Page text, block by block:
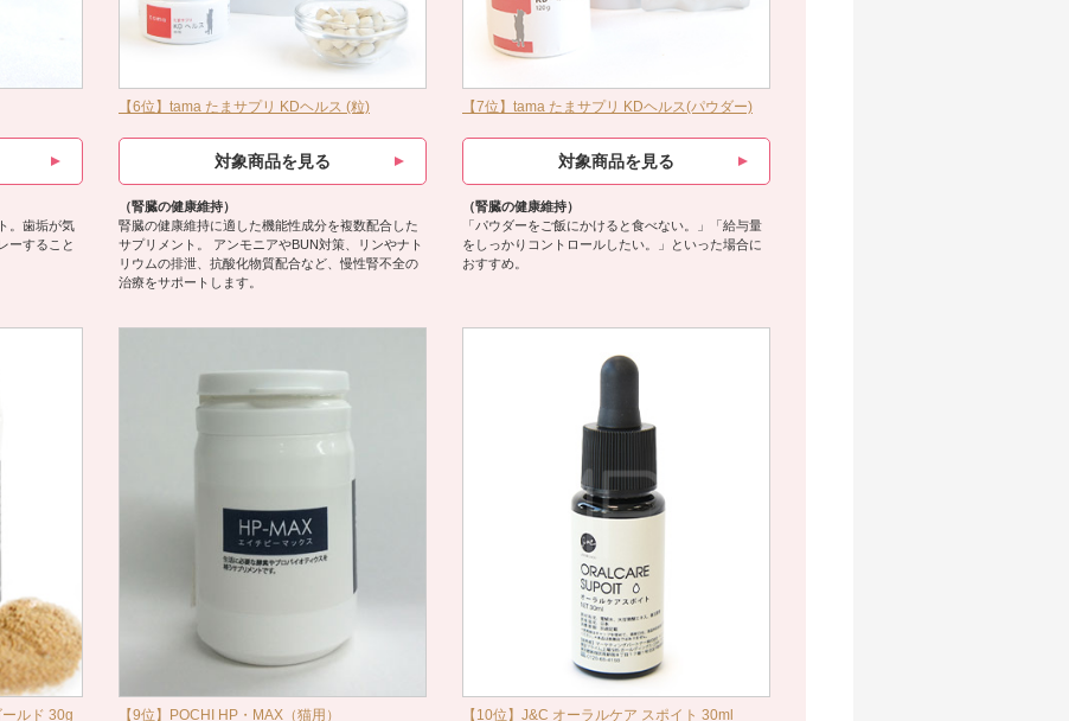
。歯垢が気
ーすること
【6位】tama たまサプリ KDヘルス (粒)
対象商品を見る
（腎臓の健康維持）
腎臓の健康維持に適した機能性成分を複数配合した
サプリメント。 アンモニアやBUN対策、リンやナト
リウムの排泄、抗酸化物質配合など、慢性腎不全の
治療をサポートします。
【7位】tama たまサプリ KDヘルス(パウダー)
対象商品を見る
（腎臓の健康維持）
「パウダーをご飯にかけると食べない。」「給与量
をしっかりコントロールしたい。」といった場合に
おすすめ。
ールド 30g 【9位】POCHI HP・MAX（猫用） 【10位】J&C オーラルケア スポイト 30ml